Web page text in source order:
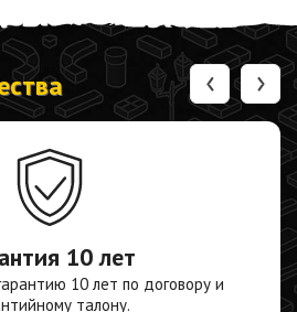
10 лет
10 лет по договору и
талону.
‹ ›